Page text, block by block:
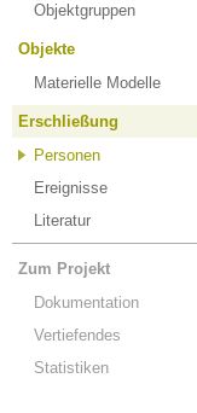
Objektgruppen
Objekte
Materielle Modelle
Erschließung
Personen
Ereignisse
Literatur
Zum Projekt
Dokumentation
Vertiefendes
Statistiken